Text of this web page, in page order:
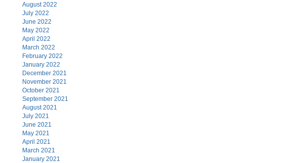
August 2022
July 2022
June 2022
May 2022
April 2022
March 2022
February 2022
January 2022
December 2021
November 2021
October 2021
September 2021
August 2021
July 2021
June 2021
May 2021
April 2021
March 2021
January 2021